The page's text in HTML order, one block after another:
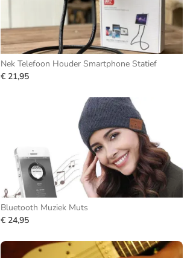
Nek Telefoon Houder Smartphone Statief
€ 21,95
Bluetooth Muziek Muts
€ 24,95